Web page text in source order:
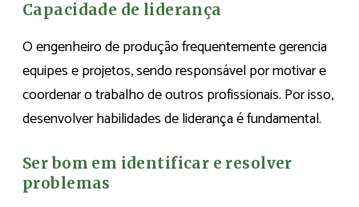
Capacidade de liderança
O engenheiro de produção frequentemente gerencia
equipes e projetos, sendo responsável por motivar e
coordenar o trabalho de outros profissionais. Por isso,
desenvolver habilidades de liderança é fundamental.
Ser bom em identificar e resolver
problemas